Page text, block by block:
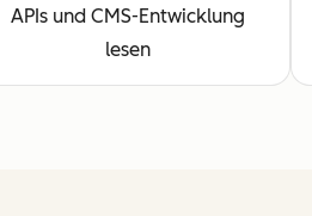
APIs und CMS-Entwicklung
lesen